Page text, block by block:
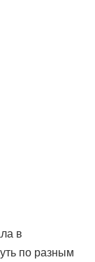
в
по разным